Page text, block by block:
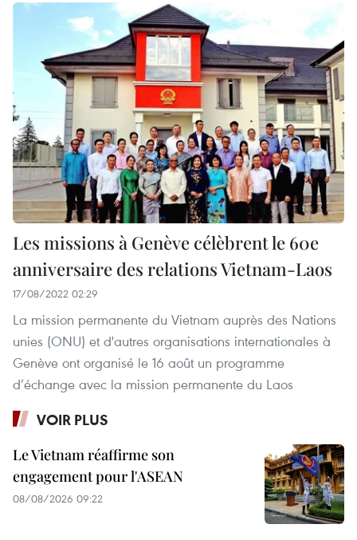
Les missions à Genève célèbrent le 60e
anniversaire des relations Vietnam-Laos
17/08/2022 02:29
La mission permanente du Vietnam auprès des Nations
unies (ONU) et d'autres organisations internationales à
Genève ont organisé le 16 août un programme
d’échange avec la mission permanente du Laos
VOIR PLUS
Le Vietnam réaffirme son
engagement pour l'ASEAN
08/08/2026 09:22